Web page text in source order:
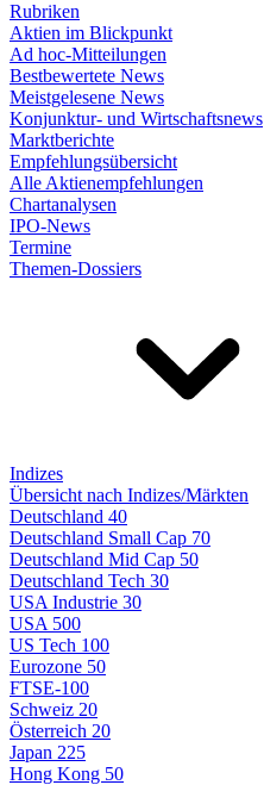
Rubriken
Aktien im Blickpunkt
Ad hoc-Mitteilungen
Bestbewertete News
Meistgelesene News
Konjunktur- und Wirtschaftsnews
Marktberichte
Empfehlungsübersicht
Alle Aktienempfehlungen
Chartanalysen
IPO-News
Termine
Themen-Dossiers
Indizes
Übersicht nach Indizes/Märkten
Deutschland 40
Deutschland Small Cap 70
Deutschland Mid Cap 50
Deutschland Tech 30
USA Industrie 30
USA 500
US Tech 100
Eurozone 50
FTSE-100
Schweiz 20
Österreich 20
Japan 225
Hong Kong 50